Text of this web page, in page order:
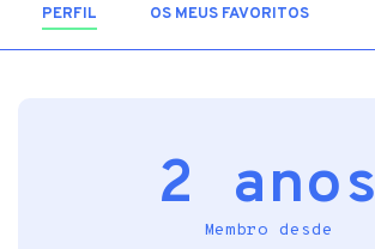
PERFIL (SEPARADOR ATIVO)
OS MEUS FAVORITOS
2 anos
Membro desde